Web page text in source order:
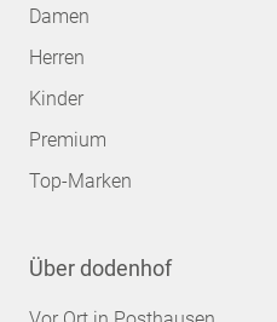
Damen
Herren
Kinder
Premium
Top-Marken
Über dodenhof